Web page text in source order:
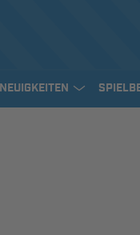
NEUIGKEITEN